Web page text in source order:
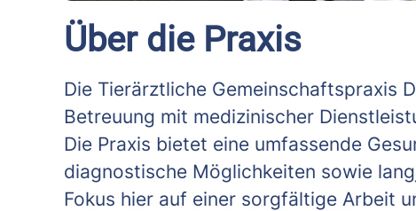
Über die Praxis
Die Tierärztliche Gemeinschaftspraxis
Betreuung mit medizinischer
Die Praxis bietet eine umfassende
diagnostische Möglichkeiten sowie
Fokus hier auf einer sorgfältige Arbeit